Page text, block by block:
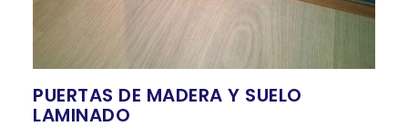
PUERTAS DE MADERA Y SUELO
LAMINADO